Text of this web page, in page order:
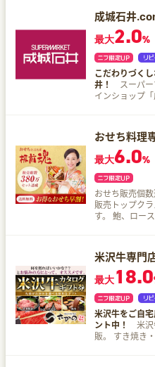
レシピも公開
を応援。
成城石井
最大2.0%
こだわりづく
井！
スーパー
インショップ「成城石
おせち料理
最大6.0%
おせち販売個
販売トップク
す。 鮑、ローストビーフ、ステーキ、豚角煮、海
おせちが人気
類以上！業界トップ
人気ナンバー1
【そば付き】味
満足！『板前魂
メニューが充
くし！豪華肉お
にも楽しい特
き『板前魂の
米沢牛専門
最大18.0
米沢牛をご自
ント中！
米沢
販。 すき焼き・焼肉・しゃぶしゃぶ・ステーキ用